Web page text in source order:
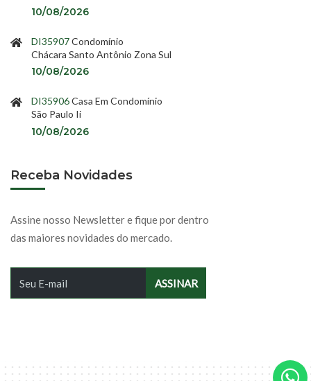
10/08/2026
DI35907Condomínio
Chácara Santo Antônio Zona Sul
10/08/2026
DI35906Casa Em Condomínio
São Paulo Ii
10/08/2026
Receba Novidades
Assine nosso Newsletter e fique por dentro
das maiores novidades do mercado.